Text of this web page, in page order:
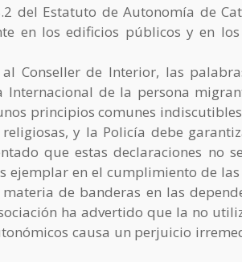
del Estatuto de Autonomía de
en los edificios públicos y en los
Conseller de Interior, las
de la persona
principios comunes
y la Policía debe
que estas declaraciones no
ejemplar en el cumplimiento de las
de banderas en las
ha advertido que la no
causa un perjuicio